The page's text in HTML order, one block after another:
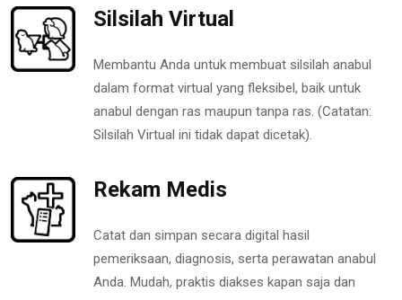
Silsilah Virtual
Membantu Anda untuk membuat silsilah anabul
dalam format virtual yang fleksibel, baik untuk
anabul dengan ras maupun tanpa ras. (Catatan:
Silsilah Virtual ini tidak dapat dicetak).
Rekam Medis
Catat dan simpan secara digital hasil
pemeriksaan, diagnosis, serta perawatan anabul
Anda. Mudah, praktis diakses kapan saja dan